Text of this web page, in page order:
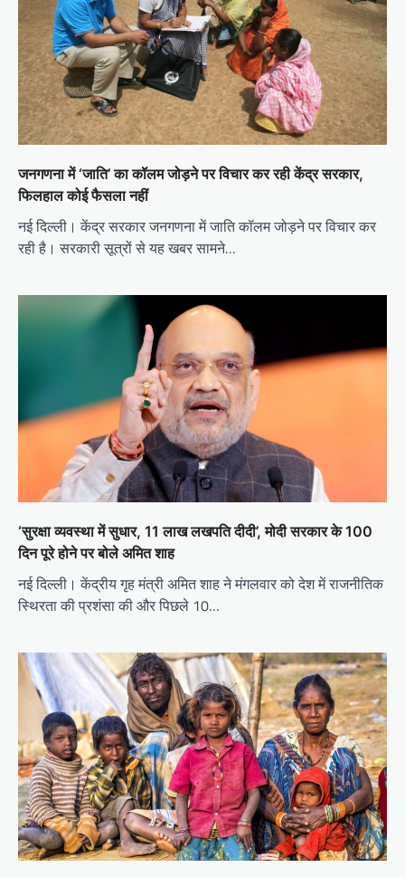
जनगणना में ‘जाति’ का कॉलम जोड़ने पर विचार कर रही केंद्र सरकार,
फिलहाल कोई फैसला नहीं
नई दिल्ली। केंद्र सरकार जनगणना में जाति कॉलम जोड़ने पर विचार कर
रही है। सरकारी सूत्रों से यह खबर सामने…
‘सुरक्षा व्यवस्था में सुधार, 11 लाख लखपति दीदी’, मोदी सरकार के 100
दिन पूरे होने पर बोले अमित शाह
नई दिल्ली। केंद्रीय गृह मंत्री अमित शाह ने मंगलवार को देश में राजनीतिक
स्थिरता की प्रशंसा की और पिछले 10…